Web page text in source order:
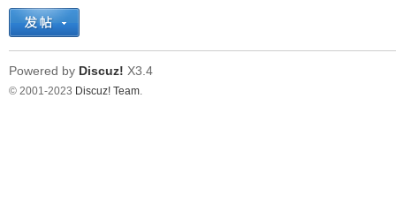
Powered by Discuz! X3.4
© 2001-2023 Discuz! Team.